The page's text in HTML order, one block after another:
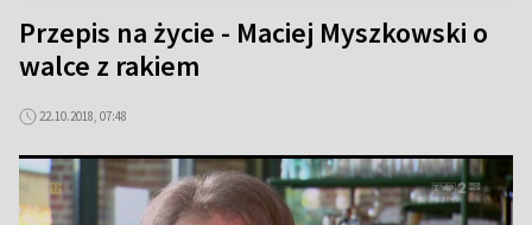
Przepis na życie - Maciej Myszkowski o
walce z rakiem
22.10.2018, 07:48